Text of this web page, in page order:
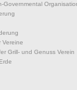
Governmental
Vereine
Grill- und Genuss Verein